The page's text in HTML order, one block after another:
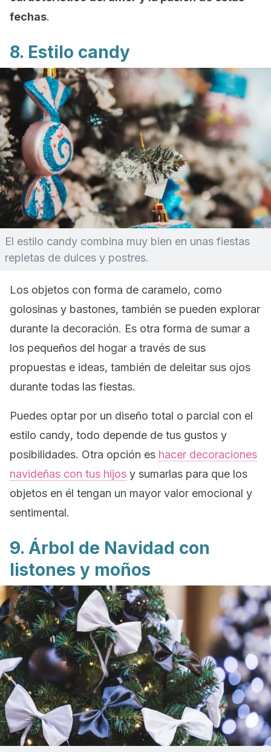
fechas.
8. Estilo candy
El estilo candy combina muy bien en unas fiestas
repletas de dulces y postres.
Los objetos con forma de caramelo, como
golosinas y bastones, también se pueden explorar
durante la decoración. Es otra forma de sumar a
los pequeños del hogar a través de sus
propuestas e ideas, también de deleitar sus ojos
durante todas las fiestas.
Puedes optar por un diseño total o parcial con el
estilo candy, todo depende de tus gustos y
posibilidades. Otra opción es hacer decoraciones
navideñas con tus hijos y sumarlas para que los
objetos en él tengan un mayor valor emocional y
sentimental.
9. Árbol de Navidad con
listones y moños